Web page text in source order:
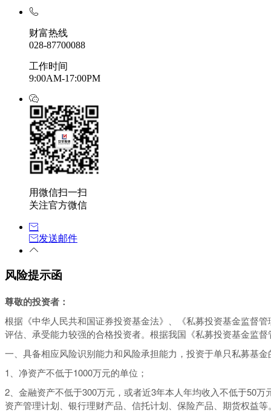
财富热线
028-87700088
工作时间
9:00AM-17:00PM
用微信扫一扫
关注官方微信
发送邮件
风险提示函
尊敬的投资者：
根据《中华人民共和国证券投资基金法》、《私募投资基金监督
评估、承受能力较强的合格投资者。根据我国《私募投资基金监
一、具备相应风险识别能力和风险承担能力，投资于单只私募基
1、净资产不低于1000万元的单位；
2、金融资产不低于300万元，或者近3年本人年均收入不低于50
资产管理计划、银行理财产品、信托计划、保险产品、期货权益等